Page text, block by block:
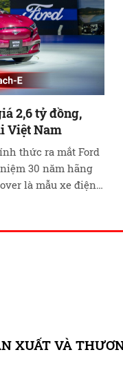
2,6 tỷ đồng,
Việt Nam
thức ra mắt Ford
30 năm hãng
là mẫu xe điện
XUẤT VÀ